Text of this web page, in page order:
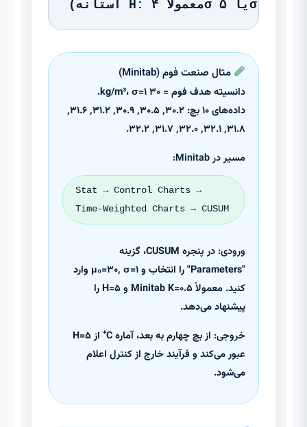
(آستانه H: معمولاً ۴σ یا ۵σ)
مثال صنعت فوم (Minitab)
دانسیته هدف فوم = ۳۰ kg/m³، σ=۱.
داده‌های ۱۰ بچ: ۳۰.۲, ۳۰.۵, ۳۰.۹, ۳۱.۲, ۳۱.۶,
۳۱.۸, ۳۲.۱, ۳۲.۰, ۳۱.۷, ۳۲.۲.
مسیر در Minitab:
Stat → Control Charts →
Time-Weighted Charts → CUSUM
ورودی:
در پنجره CUSUM، گزینه
"Parameters" را انتخاب و μ₀=۳۰, σ=۱ وارد
کنید. معمولاً Minitab K=۰.۵ و H=۵ را
پیشنهاد می‌دهد.
خروجی:
از بچ چهارم به بعد، آماره C⁺ از H=۵
عبور می‌کند و فرآیند خارج از کنترل اعلام
می‌شود.